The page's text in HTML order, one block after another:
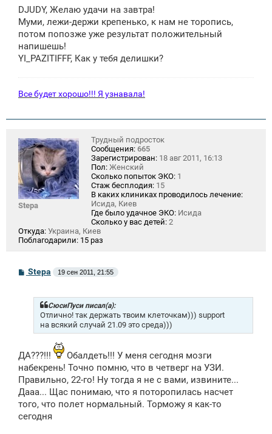
б
щ
е
н
и
е
DJUDY, Желаю удачи на завтра!
Муми, лежи-держи крепенько, к нам не торопись,
потом попозже уже результат положительный
напишешь!
YI_PAZITIFFF, Как у тебя делишки?
Все будет хорошо!!! Я узнавала!
Stepa
Трудный подросток
Сообщения: 665
Зарегистрирован: 18 авг 2011, 16:13
Пол: Женский
Сколько попыток ЭКО: 1
Стаж бесплодия: 15
В каких клиниках проводилось лечение:
Исида, Киев
Где было удачное ЭКО: Исида
Сколько у вас детей: 2
Откуда: Украина, Киев
Поблагодарили: 15 раз
СStepa 19 сен 2011, 21:55
СюсиПуси писал(а):
Отлично! так держать твоим клеточкам))) support
на всякий случай 21.09 это среда)))
ДА???!!!
Обалдеть!!! У меня сегодня мозги
набекрень! Точно помню, что в четверг на УЗИ.
Правильно, 22-го! Ну тогда я не с вами, извините...
Дааа... Щас понимаю, что я поторопилась насчет
того, что полет нормальный. Торможу я как-то
сегодня